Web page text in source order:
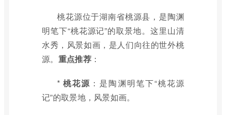
桃花源位于湖南省桃源县，是陶渊
明笔下“桃花源记”的取景地。这里山清
水秀，风景如画，是人们向往的世外桃
源。 重点推荐：
*桃花源 ：是陶渊明笔下“桃花源
记”的取景地，风景如画。